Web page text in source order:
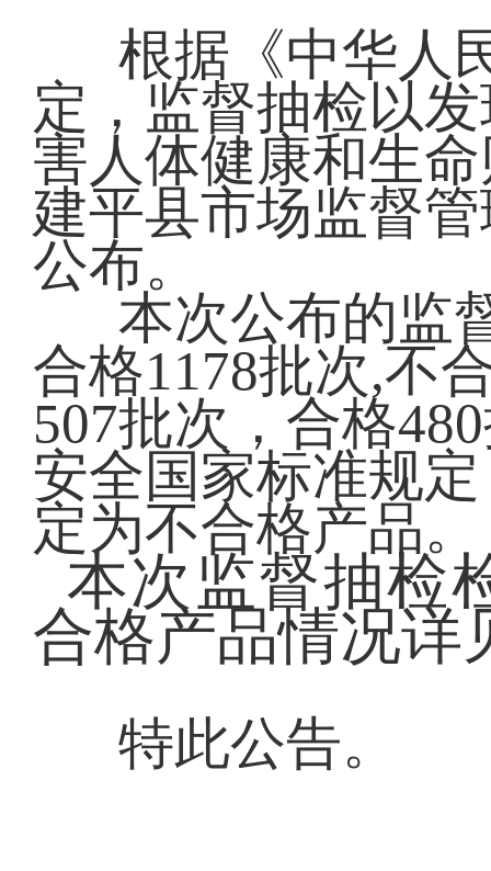
根据《中华人
定，监督抽检以
害人体健康和生
建平县市场监督
公布。
本次公布的监
合格1178批次,不
507批次，合格
安全国家标准规
定为不合格产品。
本次监督抽检
合格产品情况详
特此公告。